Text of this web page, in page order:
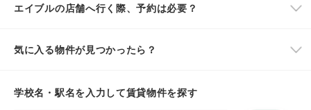
エイブルの店舗へ行く際、予約は必要？
気に入る物件が見つかったら？
学校名・駅名を入力して賃貸物件を探す